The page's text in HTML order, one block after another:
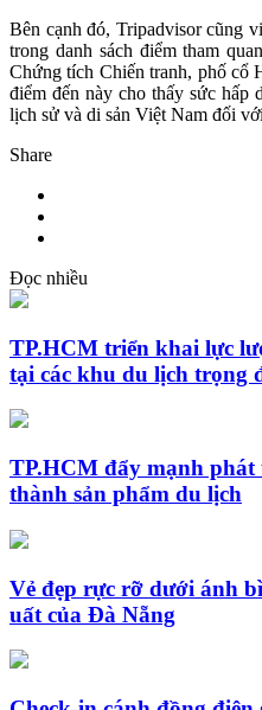
Bên cạnh đó, Tripadvisor cũng
trong danh sách điểm tham
Chứng tích Chiến tranh, phố
điểm đến này cho thấy sức hấp
lịch sử và di sản Việt Nam đối
Share
Đọc nhiều
TP.HCM triển khai lực
tại các khu du lịch trọng
TP.HCM đẩy mạnh phát
thành sản phẩm du lịch
Vẻ đẹp rực rỡ dưới ánh
uất của Đà Nẵng